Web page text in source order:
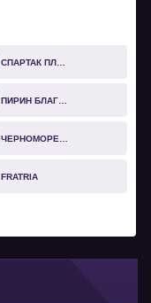
СПАРТАК ПЛЕВЕН
ПИРИН БЛАГОЕВГРАД
FRATRIA